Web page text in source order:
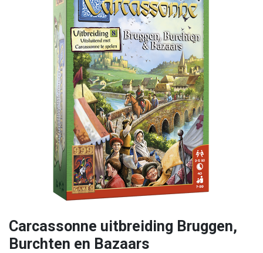
Carcassonne uitbreiding Bruggen,
Burchten en Bazaars